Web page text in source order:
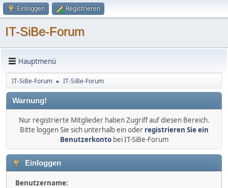
Einloggen Registrieren
IT-SiBe-Forum
Hauptmenü
IT-SiBe-Forum ► IT-SiBe-Forum
Warnung!
Nur registrierte Mitglieder haben Zugriff auf diesen Bereich.
Bitte loggen Sie sich unterhalb ein oder registrieren Sie ein
Benutzerkontobei IT-SiBe-Forum
Einloggen
Benutzername: